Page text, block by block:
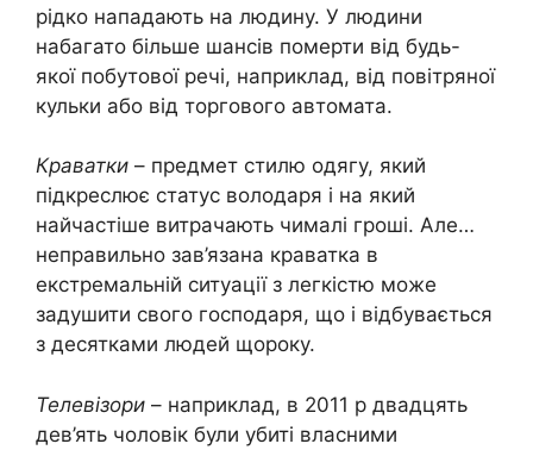
рідко нападають на людину. У людини
набагато більше шансів померти від будь-
якої побутової речі, наприклад, від повітряної
кульки або від торгового автомата.
Краватки – предмет стилю одягу, який
підкреслює статус володаря і на який
найчастіше витрачають чималі гроші. Але…
неправильно зав’язана краватка в
екстремальній ситуації з легкістю може
задушити свого господаря, що і відбувається
з десятками людей щороку.
Телевізори – наприклад, в 2011 р двадцять
дев’ять чоловік були убиті власними